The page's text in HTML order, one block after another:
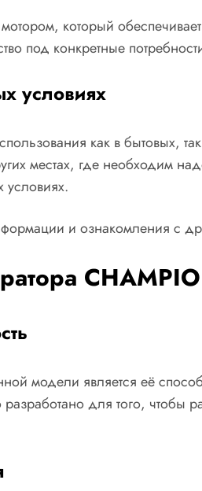
который
под конкретные
условиях
как в бытовых,
местах, где необходим
и ознакомления с
модели является её
для того, чтобы